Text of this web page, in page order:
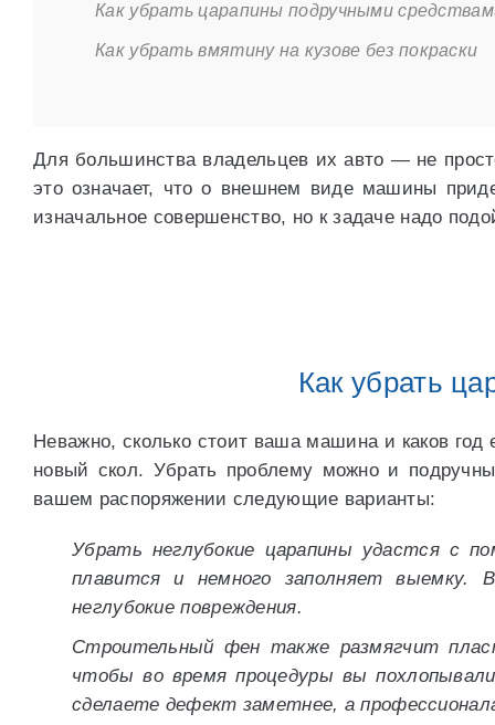
Как убрать царапины подручными
Как убрать вмятину на кузове без покраски
Для большинства владельцев их авто — не
это означает, что о внешнем виде машины
изначальное совершенство, но к задаче надо
Как убрать
Неважно, сколько стоит ваша машина и каков год
новый скол. Убрать проблему можно и
вашем распоряжении следующие варианты:
Убрать неглубокие царапины удастся с
плавится и немного заполняет
неглубокие повреждения.
Строительный фен также размягчит
чтобы во время процедуры вы
сделаете дефект заметнее, а